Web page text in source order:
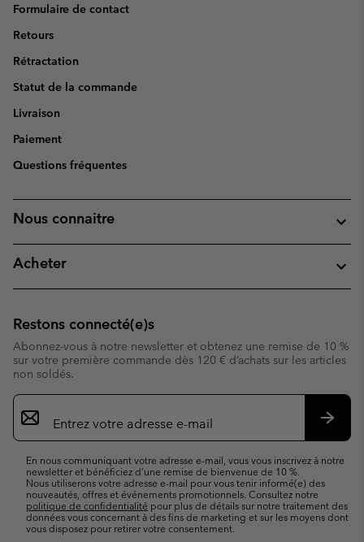
Formulaire de contact
Retours
Rétractation
Statut de la commande
Livraison
Paiement
Questions fréquentes
Nous connaitre
Acheter
Restons connecté(e)s
Abonnez-vous à notre newsletter et obtenez une remise de 10 %
sur votre première commande dès 120 € d’achats sur les articles
non soldés.
Inscription
par
e-
En nous communiquant votre adresse e-mail, vous vous inscrivez à notre
newsletter et bénéficiez d’une remise de bienvenue de 10 %.
Nous utiliserons votre adresse e-mail pour vous tenir informé(e) des
nouveautés, offres et événements promotionnels. Consultez notre
politique de confidentialité pour plus de détails sur notre traitement des
données vous concernant à des fins de marketing et sur les moyens dont
vous disposez pour retirer votre consentement.